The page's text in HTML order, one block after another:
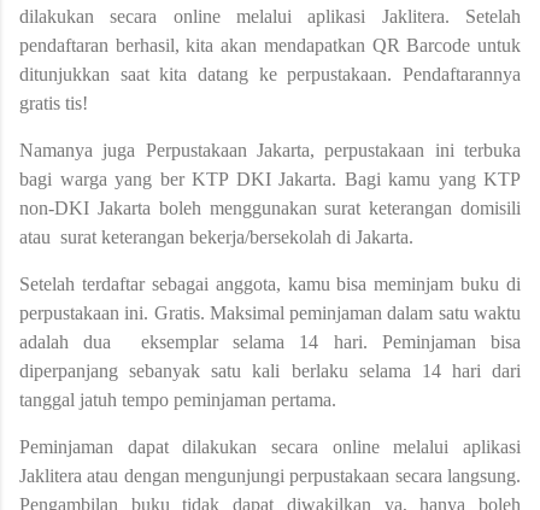
dilakukan secara online melalui aplikasi Jaklitera. Setelah
pendaftaran berhasil, kita akan mendapatkan QR Barcode untuk
ditunjukkan saat kita datang ke perpustakaan. Pendaftarannya
gratis tis!
Namanya juga Perpustakaan Jakarta, perpustakaan ini terbuka
bagi warga yang ber KTP DKI Jakarta. Bagi kamu yang KTP
non-DKI Jakarta boleh menggunakan surat keterangan domisili
atau surat keterangan bekerja/bersekolah di Jakarta.
Setelah terdaftar sebagai anggota, kamu bisa meminjam buku di
perpustakaan ini. Gratis. Maksimal peminjaman dalam satu waktu
adalah dua eksemplar selama 14 hari. Peminjaman bisa
diperpanjang sebanyak satu kali berlaku selama 14 hari dari
tanggal jatuh tempo peminjaman pertama.
Peminjaman dapat dilakukan secara online melalui aplikasi
Jaklitera atau dengan mengunjungi perpustakaan secara langsung.
Pengambilan buku tidak dapat diwakilkan ya, hanya boleh